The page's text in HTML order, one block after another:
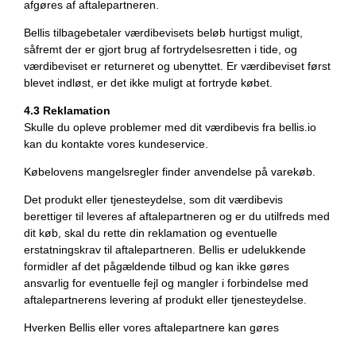
afgøres af aftalepartneren.
Bellis tilbagebetaler værdibevisets beløb hurtigst muligt,
såfremt der er gjort brug af fortrydelsesretten i tide, og
værdibeviset er returneret og ubenyttet. Er værdibeviset først
blevet indløst, er det ikke muligt at fortryde købet.
4.3 Reklamation
Skulle du opleve problemer med dit værdibevis fra bellis.io
kan du kontakte vores kundeservice.
Købelovens mangelsregler finder anvendelse på varekøb.
Det produkt eller tjenesteydelse, som dit værdibevis
berettiger til leveres af aftalepartneren og er du utilfreds med
dit køb, skal du rette din reklamation og eventuelle
erstatningskrav til aftalepartneren. Bellis er udelukkende
formidler af det pågældende tilbud og kan ikke gøres
ansvarlig for eventuelle fejl og mangler i forbindelse med
aftalepartnerens levering af produkt eller tjenesteydelse.
Hverken Bellis eller vores aftalepartnere kan gøres